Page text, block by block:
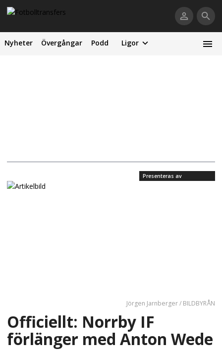
Nyheter Övergångar Podd Ligor
Presenteras av
Jörgen Jarnberger / BILDBYRÅN
Officiellt: Norrby IF
förlänger med Anton Wede